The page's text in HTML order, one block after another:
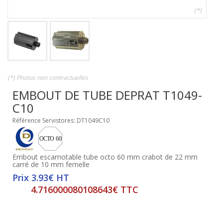
(*)
(*) Photos non contractuelles
EMBOUT DE TUBE DEPRAT T1049-
C10
Référence Servistores: DT1049C10
Embout escamotable tube octo 60 mm crabot de 22 mm
carré de 10 mm femelle
Prix 3.93€ HT
4.716000080108643€ TTC